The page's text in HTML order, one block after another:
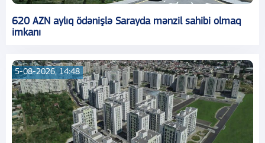
620 AZN aylıq ödənişlə Sarayda mənzil sahibi olmaq
imkanı
5-08-2026, 14:48